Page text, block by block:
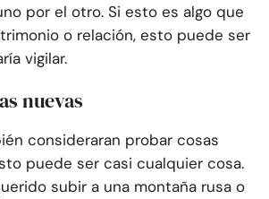
por el otro. Si esto es algo que
o relación, esto puede ser
vigilar.
nuevas
consideraran probar cosas
puede ser casi cualquier cosa.
subir a una montaña rusa o